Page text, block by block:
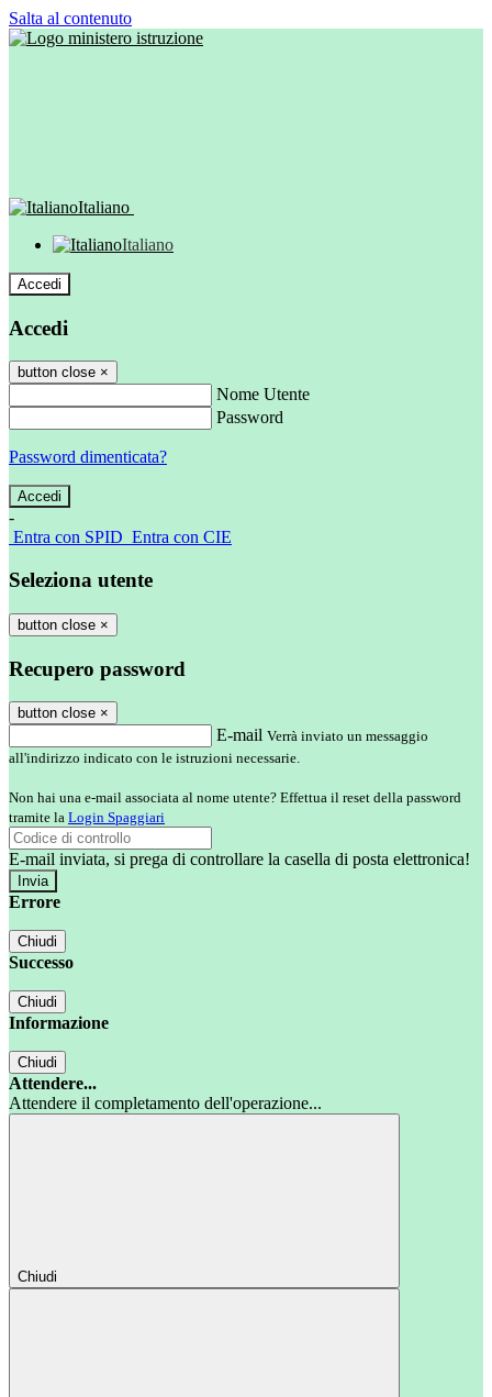
Salta al contenuto
Italiano
Italiano
Accedi
Accedi
button close ×
Nome Utente
Password
Password dimenticata?
-
Entra con SPID Entra con CIE
Seleziona utente
button close ×
Recupero password
button close ×
E-mail Verrà inviato un messaggio
all'indirizzo indicato con le istruzioni necessarie.
Non hai una e-mail associata al nome utente? Effettua il reset della password
tramite la Login Spaggiari
E-mail inviata, si prega di controllare la casella di posta elettronica!
Errore
Chiudi
Successo
Chiudi
Informazione
Chiudi
Attendere...
Attendere il completamento dell'operazione...
Chiudi